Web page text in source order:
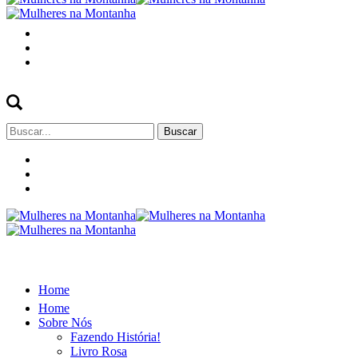
Buscar
por:
Home
Home
Sobre Nós
Fazendo História!
Livro Rosa